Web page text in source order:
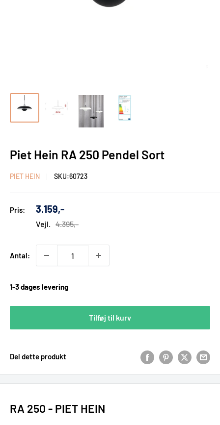
Piet Hein RA 250 Pendel Sort
PIET HEIN SKU:60723
Pris:
Udsalgs
3.159,-
Vejl. 4.395,-
Antal:
1-3 dages levering
Tilføj til kurv
Del dette produkt
RA 250 - PIET HEIN